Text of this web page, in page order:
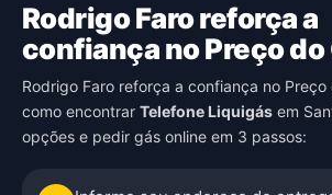
Rodrigo Faro reforça a
confiança no Preço do
Rodrigo Faro reforça a confiança no Preço
como encontrar Telefone Liquigás em
opções e pedir gás online em 3 passos: